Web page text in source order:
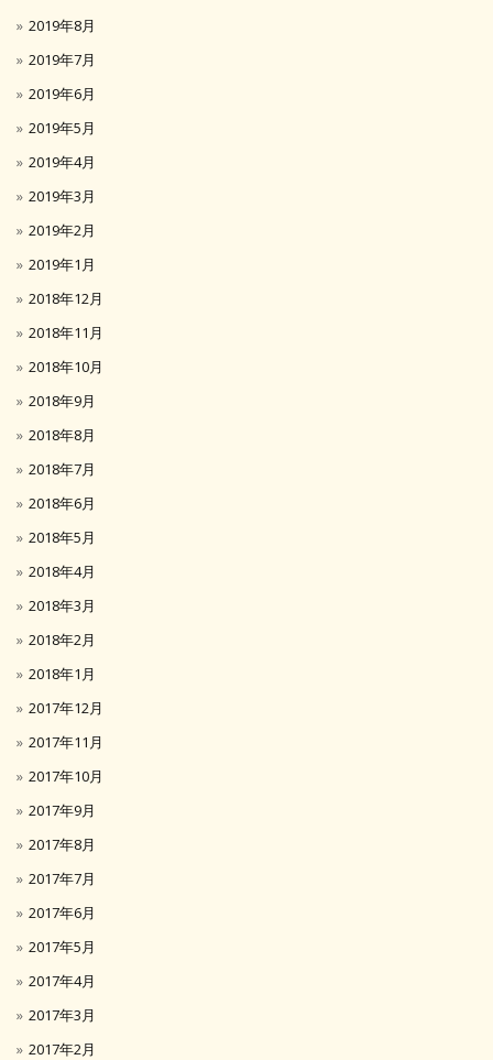
2019年8月
2019年7月
2019年6月
2019年5月
2019年4月
2019年3月
2019年2月
2019年1月
2018年12月
2018年11月
2018年10月
2018年9月
2018年8月
2018年7月
2018年6月
2018年5月
2018年4月
2018年3月
2018年2月
2018年1月
2017年12月
2017年11月
2017年10月
2017年9月
2017年8月
2017年7月
2017年6月
2017年5月
2017年4月
2017年3月
2017年2月